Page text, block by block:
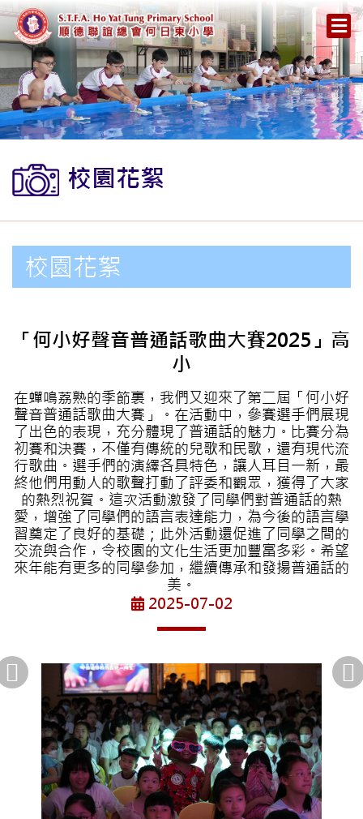
校園花絮
校園花絮
「何小好聲音普通話歌曲大賽2025」高
小
在蟬鳴荔熟的季節裏，我們又迎來了第二屆「何小好
聲音普通話歌曲大賽」。在活動中，參賽選手們展現
了出色的表現，充分體現了普通話的魅力。比賽分為
初賽和決賽，不僅有傳統的兒歌和民歌，還有現代流
行歌曲。選手們的演繹各具特色，讓人耳目一新，最
終他們用動人的歌聲打動了評委和觀眾，獲得了大家
的熱烈祝賀。這次活動激發了同學們對普通話的熱
愛，增強了同學們的語言表達能力，為今後的語言學
習奠定了良好的基礎；此外活動還促進了同學之間的
交流與合作，令校園的文化生活更加豐富多彩。希望
來年能有更多的同學參加，繼續傳承和發揚普通話的
美。
2025-07-02